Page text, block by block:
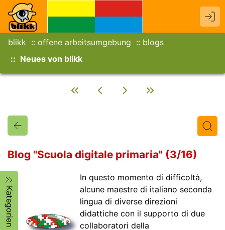
blikk offene arbeitsumgebung
blogs
Neues von blikk
Autor/in
Blog "Scuola digitale primaria" (3/16)
Kategorien
In questo momento di difficoltà,
alcune maestre di italiano seconda
lingua di diverse direzioni
didattiche con il supporto di due
collaboratori della